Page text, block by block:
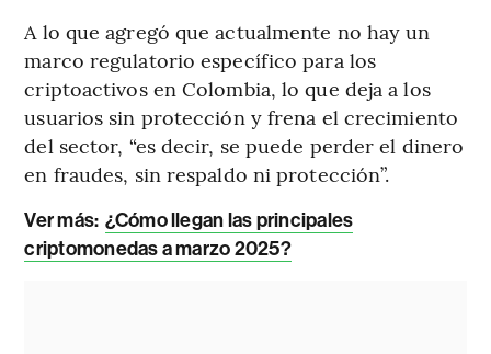
A lo que agregó que actualmente no hay un
marco regulatorio específico para los
criptoactivos en Colombia, lo que deja a los
usuarios sin protección y frena el crecimiento
del sector, “es decir, se puede perder el dinero
en fraudes, sin respaldo ni protección”.
Ver más: ¿Cómo llegan las principales
criptomonedas a marzo 2025?